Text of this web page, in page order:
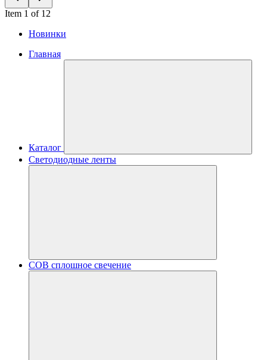
Item 1 of 12
Новинки
Главная
Каталог
Светодиодные ленты
COB сплошное свечение